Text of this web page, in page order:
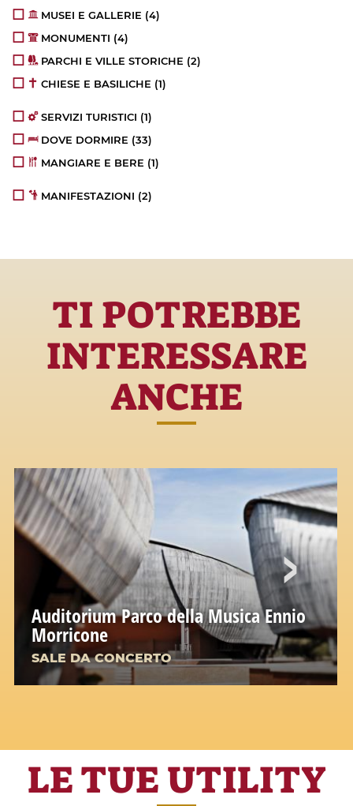
MUSEI E GALLERIE (4)
MONUMENTI (4)
PARCHI E VILLE STORICHE (2)
CHIESE E BASILICHE (1)
SERVIZI TURISTICI (1)
DOVE DORMIRE (33)
MANGIARE E BERE (1)
MANIFESTAZIONI (2)
TI POTREBBE
INTERESSARE
ANCHE
Auditorium Parco della Musica Ennio
Morricone
SALE DA CONCERTO
LE TUE UTILITY